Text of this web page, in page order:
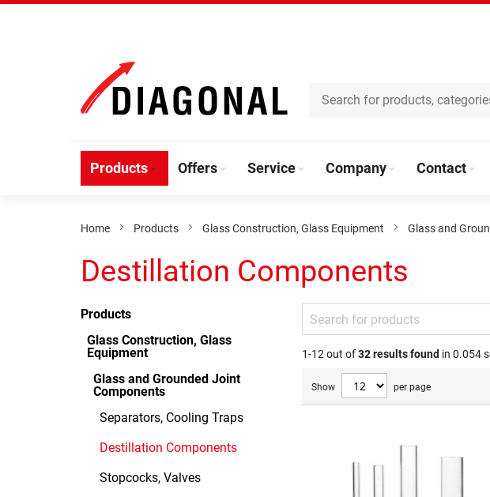
Content
Products Offers Service Company Contact
Home Products Glass Construction, Glass Equipment Glass and
Destillation Components
Products
Glass Construction, Glass
Equipment
Glass and Grounded Joint
Components
Separators, Cooling Traps
Destillation Components
Stopcocks, Valves
1-12 out of32results found in 0.054
Show per page